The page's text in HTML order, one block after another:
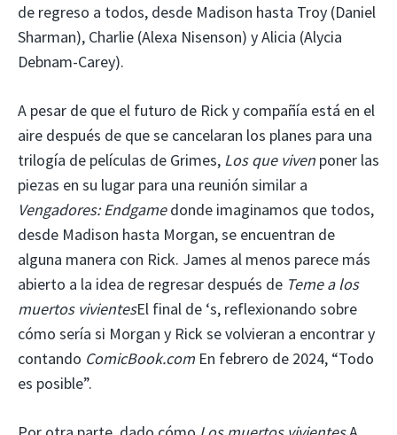
de regreso a todos, desde Madison hasta Troy (Daniel
Sharman), Charlie (Alexa Nisenson) y Alicia (Alycia
Debnam-Carey).
A pesar de que el futuro de Rick y compañía está en el
aire después de que se cancelaran los planes para una
trilogía de películas de Grimes, Los que viven poner las
piezas en su lugar para una reunión similar a
Vengadores: Endgamedonde imaginamos que todos,
desde Madison hasta Morgan, se encuentran de
alguna manera con Rick. James al menos parece más
abierto a la idea de regresar después de Teme a los
muertos vivientesEl final de ‘s, reflexionando sobre
cómo sería si Morgan y Rick se volvieran a encontrar y
contando ComicBook.com En febrero de 2024, “Todo
es posible”.